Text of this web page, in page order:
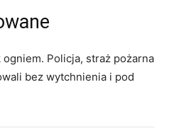
ogniem. Policja, straż pożarna
bez wytchnienia i pod